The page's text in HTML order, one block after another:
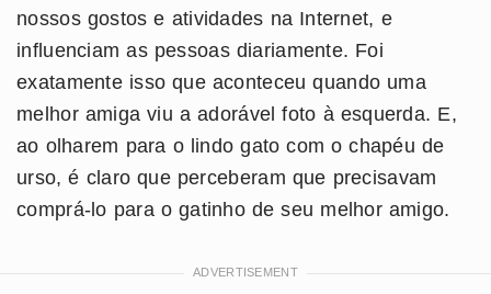
nossos gostos e atividades na Internet, e
influenciam as pessoas diariamente. Foi
exatamente isso que aconteceu quando uma
melhor amiga viu a adorável foto à esquerda. E,
ao olharem para o lindo gato com o chapéu de
urso, é claro que perceberam que precisavam
comprá-lo para o gatinho de seu melhor amigo.